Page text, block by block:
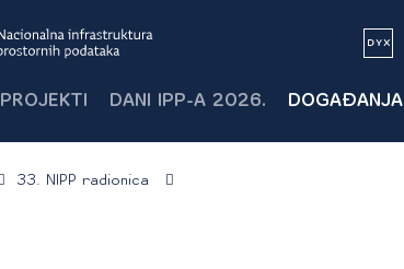
PROJEKTI DANI IPP-A 2026. DOGAĐANJA
33. NIPP radionica